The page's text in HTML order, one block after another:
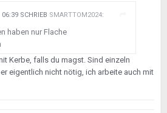
SCHRIEB SMARTTOM2024:
haben nur Flache
Kerbe, falls du magst. Sind einzeln
eigentlich nicht nötig, ich arbeite auch mit